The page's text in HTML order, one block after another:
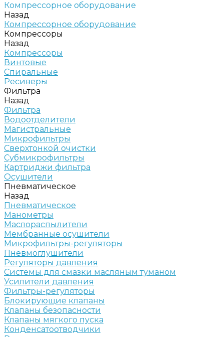
Компрессорное оборудование
Назад
Компрессорное оборудование
Компрессоры
Назад
Компрессоры
Винтовые
Спиральные
Ресиверы
Фильтра
Назад
Фильтра
Водоотделители
Магистральные
Микрофильтры
Сверхтонкой очистки
Субмикрофильтры
Картриджи фильтра
Осушители
Пневматическое
Назад
Пневматическое
Манометры
Маслораспылители
Мембранные осушители
Микрофильтры-регуляторы
Пневмоглушители
Регуляторы давления
Системы для смазки масляным туманом
Усилители давления
Фильтры-регуляторы
Блокирующие клапаны
Клапаны безопасности
Клапаны мягкого пуска
Конденсатоотводчики